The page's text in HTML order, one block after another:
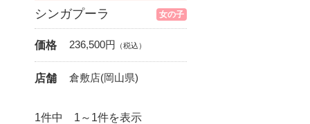
シンガプーラ 女の子
価格 236,500円 （税込）
店舗 倉敷店(岡山県)
1件中 1～1件を表示